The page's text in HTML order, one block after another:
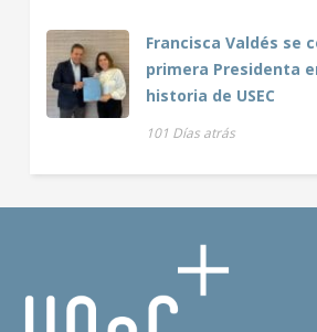
Francisca Valdés se
primera Presidenta
historia de USEC
101 Días atrás